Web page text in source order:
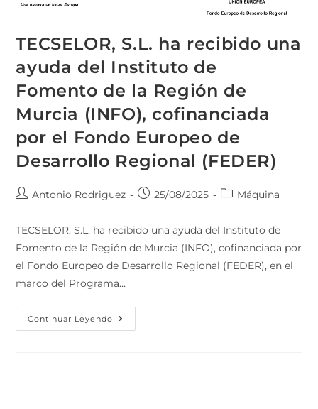
TECSELOR, S.L. ha recibido una
ayuda del Instituto de
Fomento de la Región de
Murcia (INFO), cofinanciada
por el Fondo Europeo de
Desarrollo Regional (FEDER)
Antonio Rodriguez 25/08/2025 Máquina
TECSELOR, S.L. ha recibido una ayuda del Instituto de
Fomento de la Región de Murcia (INFO), cofinanciada por
el Fondo Europeo de Desarrollo Regional (FEDER), en el
marco del Programa…
Continuar Leyendo